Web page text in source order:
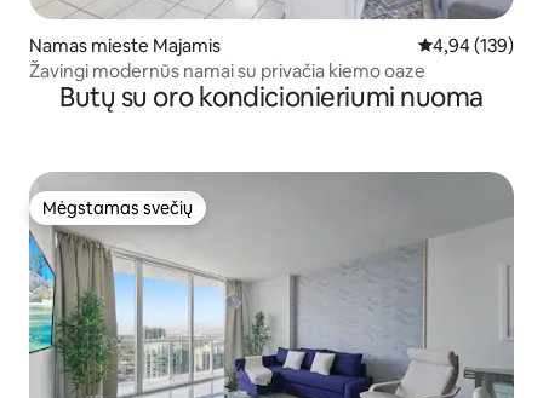
Namas mieste Majamis Vidutinis
4,94 (139)
Žavingi modernūs namai su privačia kiemo oaze
Butų su oro kondicionieriumi nuoma
Mėgstamas svečių
Mėgstamas svečių